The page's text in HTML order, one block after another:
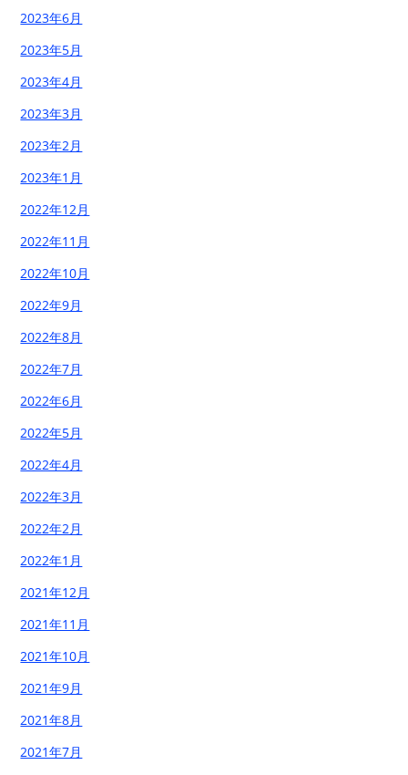
2023年6月
2023年5月
2023年4月
2023年3月
2023年2月
2023年1月
2022年12月
2022年11月
2022年10月
2022年9月
2022年8月
2022年7月
2022年6月
2022年5月
2022年4月
2022年3月
2022年2月
2022年1月
2021年12月
2021年11月
2021年10月
2021年9月
2021年8月
2021年7月